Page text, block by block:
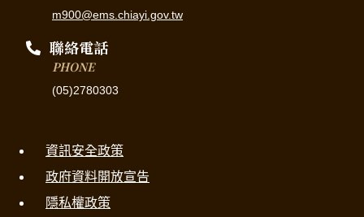
m900@ems.chiayi.gov.tw
聯絡電話
PHONE
(05)2780303
資訊安全政策
政府資料開放宣告
隱私權政策